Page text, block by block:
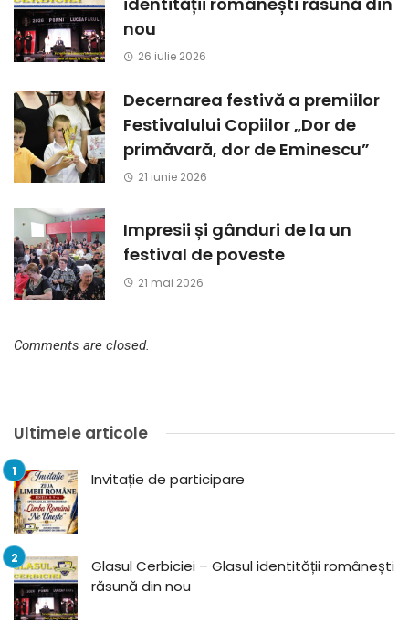
nou
26 iulie 2026
Decernarea festivă a premiilor
Festivalului Copiilor „Dor de
primăvară, dor de Eminescu”
21 iunie 2026
Impresii și gânduri de la un
festival de poveste
21 mai 2026
Comments are closed.
Ultimele articole
Invitație de participare
Glasul Cerbiciei – Glasul identității românești
răsună din nou